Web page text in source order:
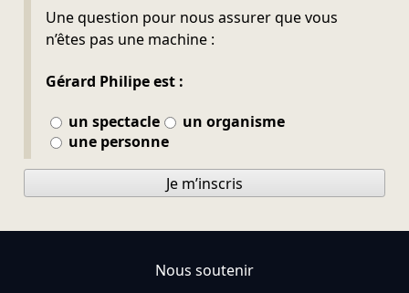
Une question pour nous assurer que vous
n’êtes pas une machine :
Gérard Philipe est :
un spectacle
un organisme
une personne
Ne pas remplir
Je m’inscris
Nous soutenir